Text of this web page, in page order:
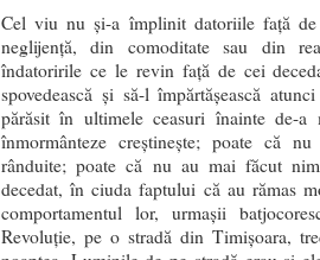
Cel viu nu și-a împlinit datoriile față
neglijență, din comoditate sau din
îndatoririle ce le revin față de cei
spovedească și să-l împărtășească
părăsit în ultimele ceasuri înainte de-
înmormânteze creștinește; poate că
rânduite; poate că nu au mai făcut
decedat, în ciuda faptului că au rămas
comportamentul lor, urmașii
Revoluție, pe o stradă din Timișoara,